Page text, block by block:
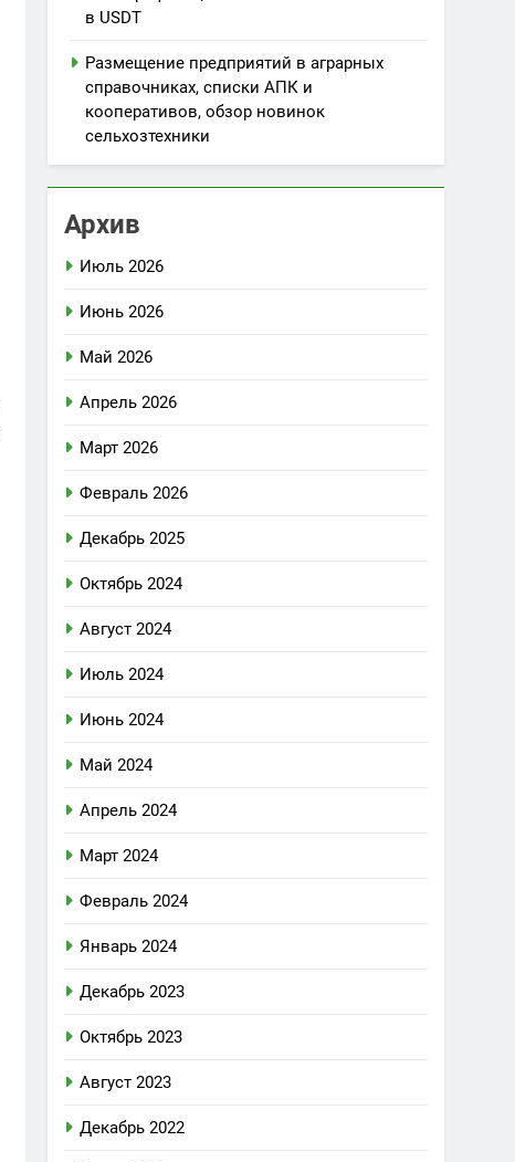
в USDT
Размещение предприятий в аграрных
справочниках, списки АПК и
кооперативов, обзор новинок
сельхозтехники
Архив
Июль 2026
Июнь 2026
Май 2026
Апрель 2026
Март 2026
Февраль 2026
Декабрь 2025
Октябрь 2024
Август 2024
Июль 2024
Июнь 2024
Май 2024
Апрель 2024
Март 2024
Февраль 2024
Январь 2024
Декабрь 2023
Октябрь 2023
Август 2023
Декабрь 2022